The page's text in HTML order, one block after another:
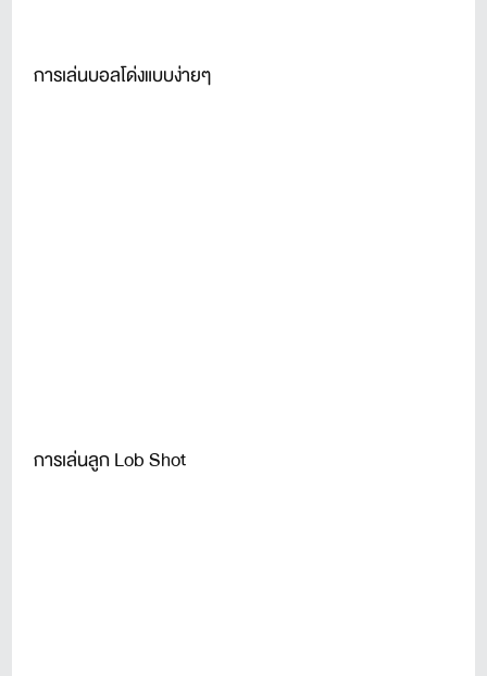
การเล่นบอลโด่งแบบง่ายๆ
การเล่นลูก Lob Shot